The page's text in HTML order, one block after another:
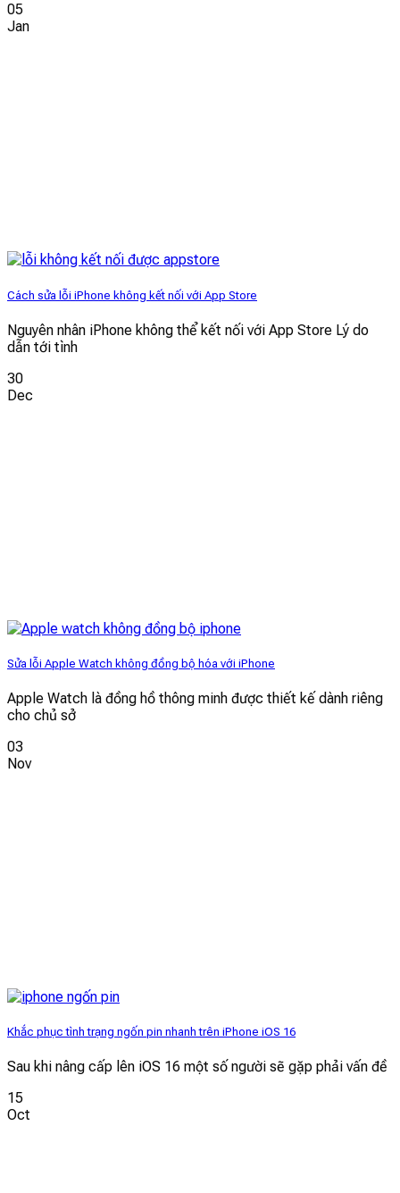
05
Jan
Cách sửa lỗi iPhone không kết nối với App Store
Nguyên nhân iPhone không thể kết nối với App Store Lý do
dẫn tới tình
30
Dec
Sửa lỗi Apple Watch không đồng bộ hóa với iPhone
Apple Watch là đồng hồ thông minh được thiết kế dành riêng
cho chủ sở
03
Nov
Khắc phục tình trạng ngốn pin nhanh trên iPhone iOS 16
Sau khi nâng cấp lên iOS 16 một số người sẽ gặp phải vấn đề
15
Oct